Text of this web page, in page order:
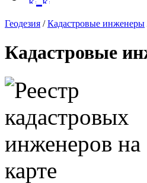
Геодезия /Кадастровые инженеры
Кадастровые